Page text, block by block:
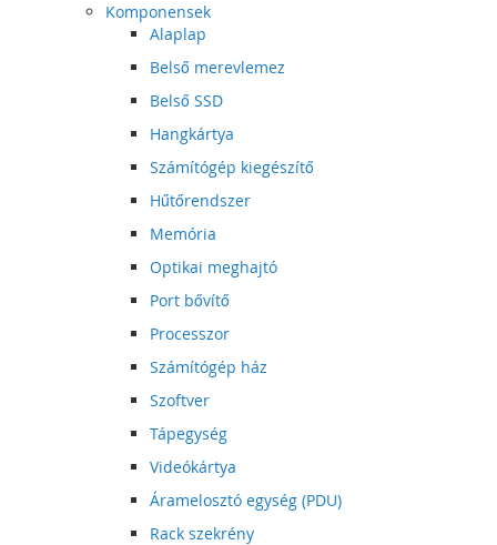
Komponensek
Alaplap
Belső merevlemez
Belső SSD
Hangkártya
Számítógép kiegészítő
Hűtőrendszer
Memória
Optikai meghajtó
Port bővítő
Processzor
Számítógép ház
Szoftver
Tápegység
Videókártya
Áramelosztó egység (PDU)
Rack szekrény